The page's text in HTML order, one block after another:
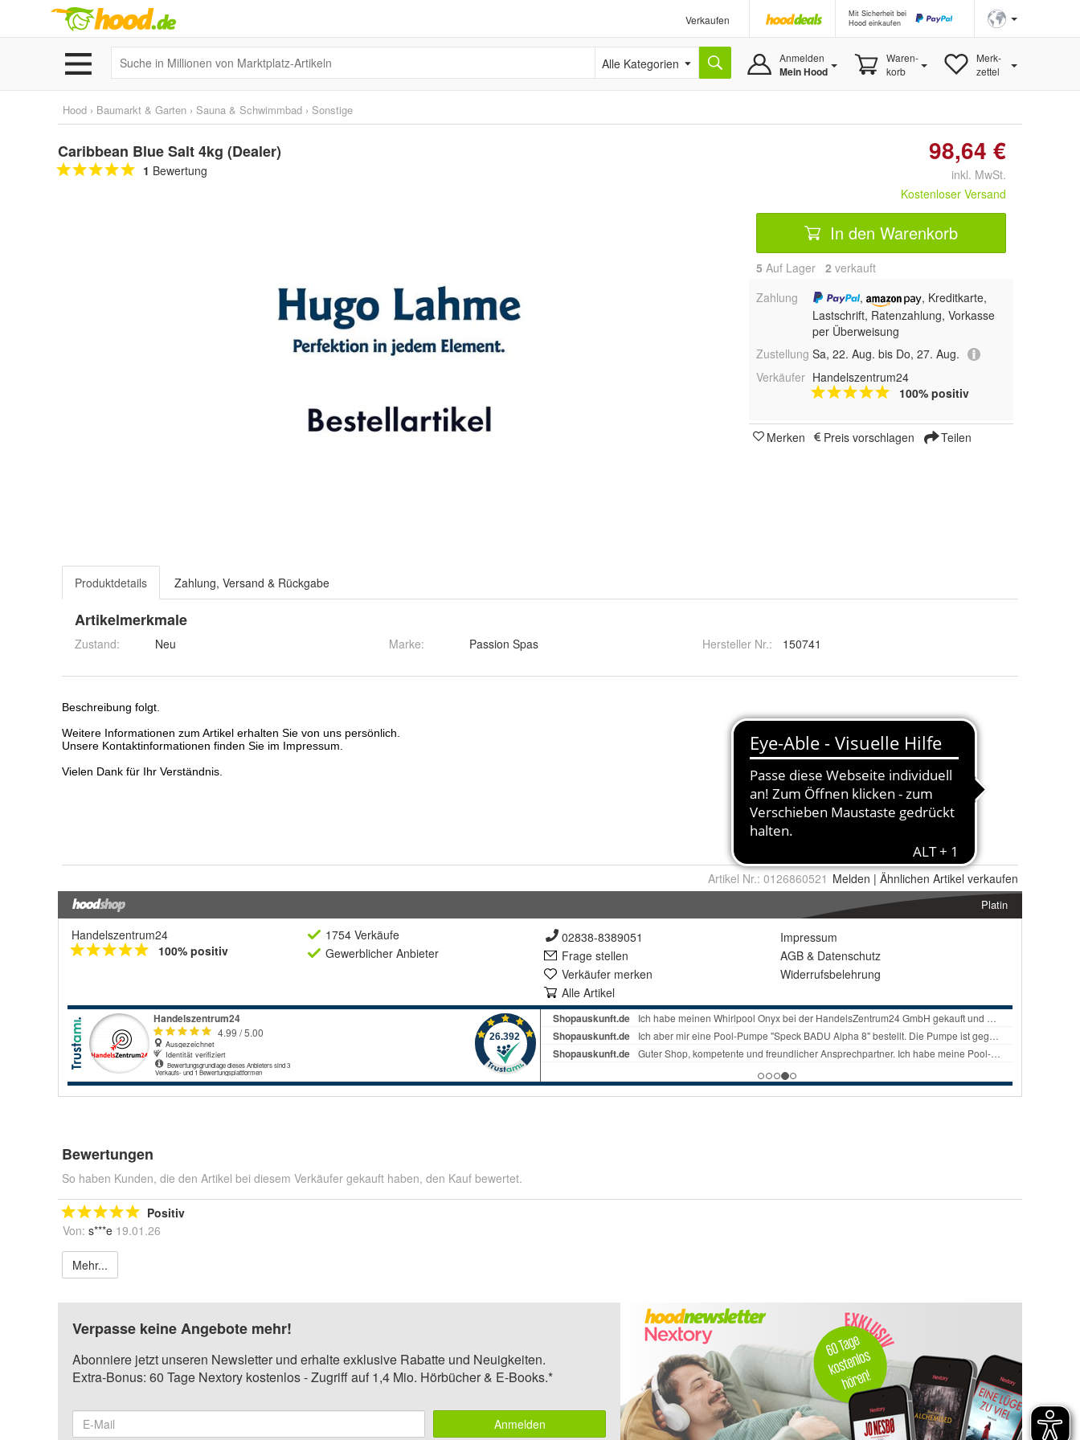
Verkaufen
Mit Sicherheit bei
Hood einkaufen
Alle Kategorien Anmelden
Mein Hood
Waren-
korb
Merk-
zettel
Hood › Baumarkt & Garten › Sauna & Schwimmbad › Sonstige
Caribbean Blue Salt 4kg (Dealer)
1 Bewertung
98,64 €
inkl. MwSt.
Kostenloser Versand
In den Warenkorb
5 Auf Lager 2 verkauft
Zahlung
,
, Kreditkarte,
Lastschrift, Ratenzahlung, Vorkasse
per Überweisung
Zustellung Sa, 22. Aug. bis Do, 27. Aug.
Verkäufer Handelszentrum24
100% positiv
Merken Preis vorschlagen Teilen
Produktdetails Zahlung, Versand & Rückgabe
Artikelmerkmale
Zustand: Neu Marke: Passion Spas Hersteller Nr.: 150741
Artikel Nr.: 0126860521 Melden | Ähnlichen Artikel verkaufen
Platin
Handelszentrum24
100% positiv
1754 Verkäufe
Gewerblicher Anbieter
02838-8389051
Frage stellen
Verkäufer merken
Alle Artikel
Impressum
AGB & Datenschutz
Widerrufsbelehrung
Bewertungen
So haben Kunden, die den Artikel bei diesem Verkäufer gekauft haben, den Kauf bewertet.
Positiv
Von: s***e 19.01.26
Mehr...
Verpasse keine Angebote mehr!
Abonniere jetzt unseren Newsletter und erhalte exklusive Rabatte und Neuigkeiten.
Extra-Bonus: 60 Tage Nextory kostenlos - Zugriff auf 1,4 Mio. Hörbücher & E-Books.*
Anmelden